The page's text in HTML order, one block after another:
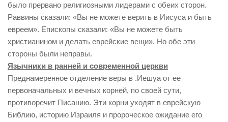
было прервано религиозными лидерами с обеих сторон.
Раввины сказали: «Вы не можете верить в Иисуса и быть
евреем». Епископы сказали: «Вы не можете быть
христианином и делать еврейские вещи». Но обе эти
стороны были неправы.
Язычники в ранней и современной церкви
Преднамеренное отделение веры в .Иешуа от ее
первоначальных и вечных корней, по своей сути,
противоречит Писанию. Эти корни уходят в еврейскую
Библию, историю Израиля и пророческое ожидание его